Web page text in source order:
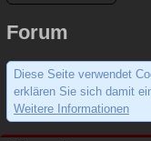
Forum
Diese Seite verwendet
erklären Sie sich damit
Weitere Informationen